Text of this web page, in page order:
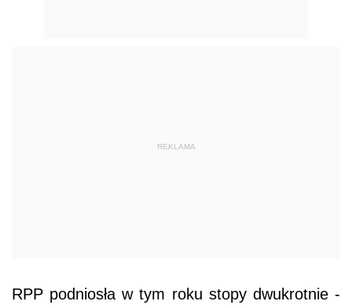
REKLAMA
RPP podniosła w tym roku stopy dwukrotnie -